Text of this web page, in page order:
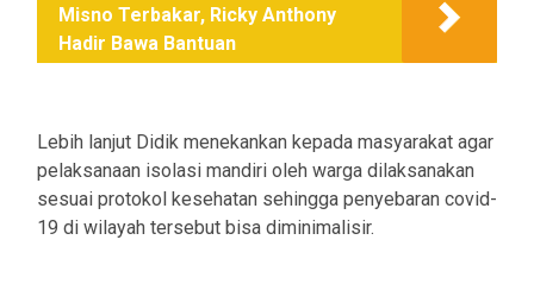
Misno Terbakar, Ricky Anthony
Hadir Bawa Bantuan
Lebih lanjut Didik menekankan kepada masyarakat agar
pelaksanaan isolasi mandiri oleh warga dilaksanakan
sesuai protokol kesehatan sehingga penyebaran covid-
19 di wilayah tersebut bisa diminimalisir.